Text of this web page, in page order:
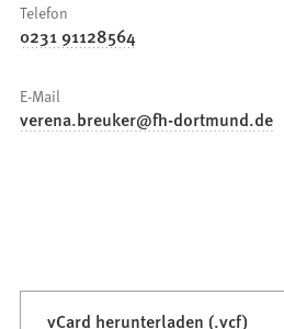
Telefon
0231 91128564
E-Mail
verena.breuker fh-dortmund de
vCard herunterladen (.vcf)